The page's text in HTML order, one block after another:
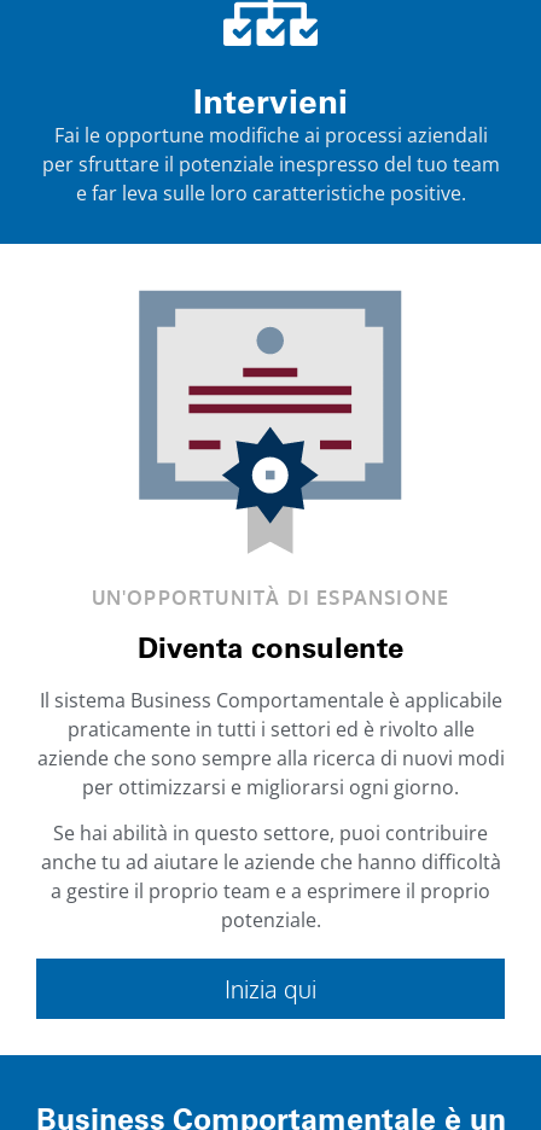
Intervieni
Fai le opportune modifiche ai processi aziendali
per sfruttare il potenziale inespresso del tuo team
e far leva sulle loro caratteristiche positive.
UN'OPPORTUNITÀ DI ESPANSIONE
Diventa consulente
Il sistema Business Comportamentale è applicabile
praticamente in tutti i settori ed è rivolto alle
aziende che sono sempre alla ricerca di nuovi modi
per ottimizzarsi e migliorarsi ogni giorno.
Se hai abilità in questo settore, puoi contribuire
anche tu ad aiutare le aziende che hanno difficoltà
a gestire il proprio team e a esprimere il proprio
potenziale.
Inizia qui
Vai alla pagina »
Business Comportamentale è un